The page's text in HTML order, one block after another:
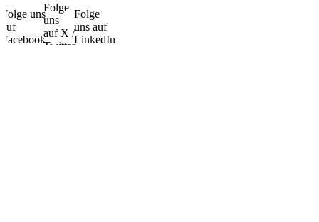
Folge uns
auf
Facebook
Folge
uns
auf X /
Twitter
Folge
uns auf
LinkedIn